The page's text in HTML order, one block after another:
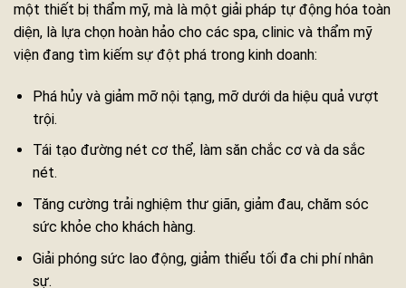
một thiết bị thẩm mỹ, mà là một giải pháp tự động hóa toàn
diện, là lựa chọn hoàn hảo cho các spa, clinic và thẩm mỹ
viện đang tìm kiếm sự đột phá trong kinh doanh:
Phá hủy và giảm mỡ nội tạng, mỡ dưới da hiệu quả vượt
trội.
Tái tạo đường nét cơ thể, làm săn chắc cơ và da sắc
nét.
Tăng cường trải nghiệm thư giãn, giảm đau, chăm sóc
sức khỏe cho khách hàng.
Giải phóng sức lao động, giảm thiểu tối đa chi phí nhân
sự.